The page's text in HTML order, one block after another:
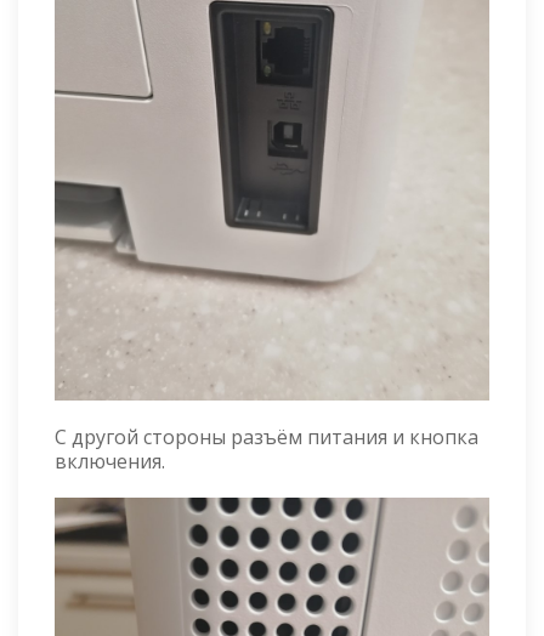
С другой стороны разъём питания и кнопка
включения.